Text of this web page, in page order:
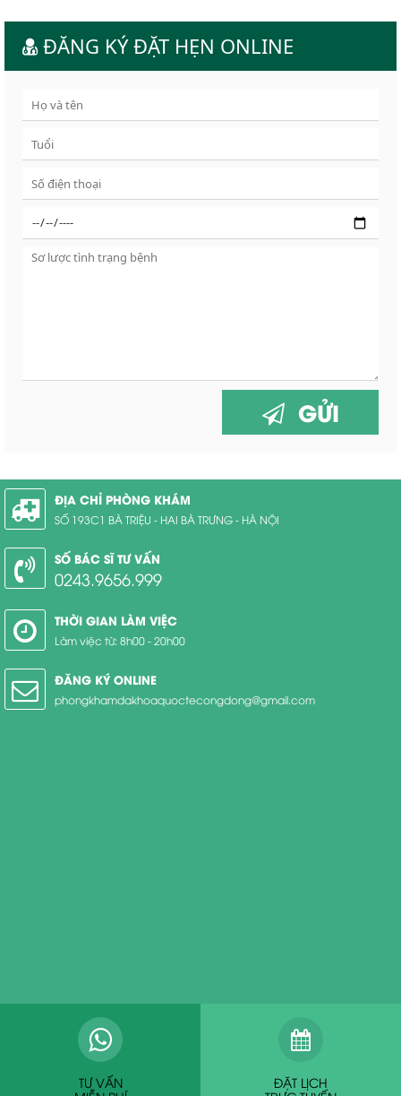
ĐĂNG KÝ ĐẶT HẸN ONLINE
GỬI
ĐỊA CHỈ PHÒNG KHÁM
SỐ 193C1 BÀ TRIỆU - HAI BÀ TRƯNG - HÀ NỘI
SỐ BÁC SĨ TƯ VẤN
0243.9656.999
THỜI GIAN LÀM VIỆC
Làm việc từ: 8h00 - 20h00
ĐĂNG KÝ ONLINE
phongkhamdakhoaquoctecongdong@gmail.com
TƯ VẤN
ĐẶT LỊCH